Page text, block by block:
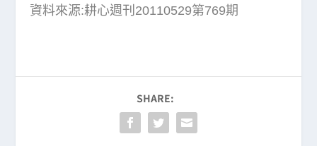
資料來源:耕心週刊20110529第769期
SHARE: